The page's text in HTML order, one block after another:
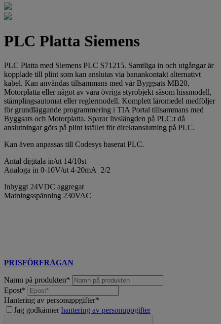
PLC Platta Siemens
PLC Platta med Siemens PLC S71215. Samtliga in och utgångar är
kopplade till plint som kan anslutas via banankontakt alternativt
kabel. Kan användas tillsammans med vår Byggsats MB20,
Motorplatta eller något av våra övriga styrobjekt såsom hissmodell,
stämplingsautomat eller reglermodell. Komplett läromedel medföljer
för grundläggande programmering i TIA Portal tillsammans med
Byggsats och Motorplatta. Sparar livslängden på PLC:t då
anslutningar görs på plint istället för direktanslutning på PLC.
Kan även anpassas till Codesys baserat PLC.
Antal digitala in/ut 14/10st
Analoga in 0-10V/ut 4-20mA 2/2
Inbyggt 24VDC aggregat
Matningsspänning 230VAC
PRISFÖRFRÅGAN
Namn på produkten*
Epost*
Hantering av personuppgifter*
Jag godkänner hantering av personuppgifter